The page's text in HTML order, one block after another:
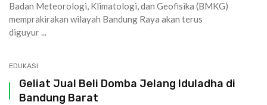
Badan Meteorologi, Klimatologi, dan Geofisika (BMKG)
memprakirakan wilayah Bandung Raya akan terus
diguyur ...
EDUKASI
Geliat Jual Beli Domba Jelang Iduladha di
Bandung Barat